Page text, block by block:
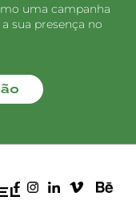
uma campanha
sua presença no